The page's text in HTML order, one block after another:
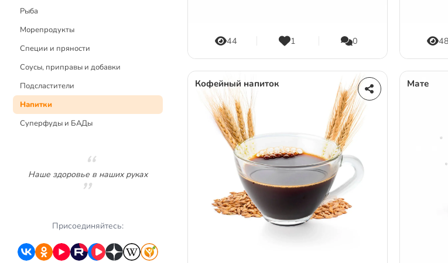
Рыба
Морепродукты
Специи и пряности
Соусы, приправы и добавки
Подсластители
Напитки
Суперфуды и БАДы
Наше здоровье в наших руках
Присоединяйтесь:
44 1 0 48
Кофейный напиток Мате